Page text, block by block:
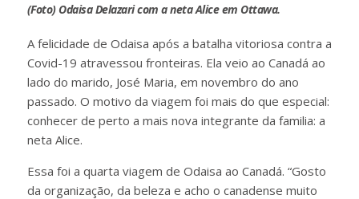
(Foto) Odaisa Delazari com a neta Alice em Ottawa.
A felicidade de Odaisa após a batalha vitoriosa contra a
Covid-19 atravessou fronteiras. Ela veio ao Canadá ao
lado do marido, José Maria, em novembro do ano
passado. O motivo da viagem foi mais do que especial:
conhecer de perto a mais nova integrante da familia: a
neta Alice.
Essa foi a quarta viagem de Odaisa ao Canadá. “Gosto
da organização, da beleza e acho o canadense muito